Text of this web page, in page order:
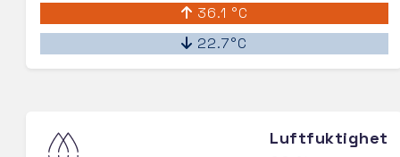
36.1 °C
22.7°C
Luftfuktighet